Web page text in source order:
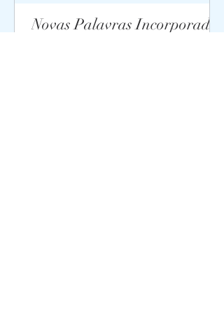
Novas Palavras Incorporadas